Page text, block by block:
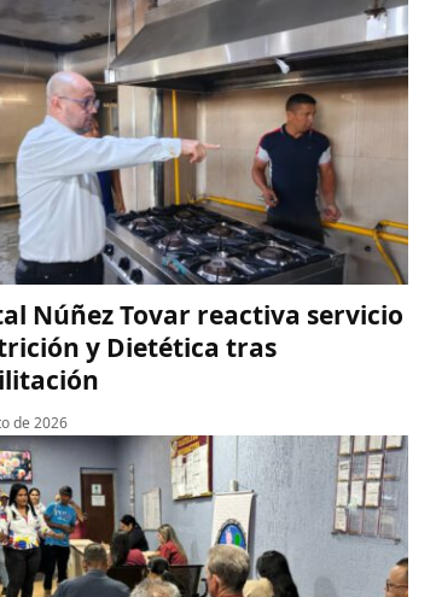
Núñez Tovar reactiva servicio
y Dietética tras
de 2026